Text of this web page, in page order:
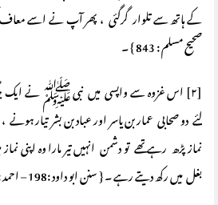
صحیح مسلم : 843 } ۔
[۲] اس غزوہ سے واپسی میں نبی ﷺ نے ایک
لئے دو صحابی عمار بن یاسر اور عباد بن بشر تیار
نماز پڑھ رہے تھے تو دشمن انہیں تیر مارا وہ اپنی
بغل میں رکھ دیتے رہے ۔ { سنن ابو داود :198 – احمد :3/344 } ۔